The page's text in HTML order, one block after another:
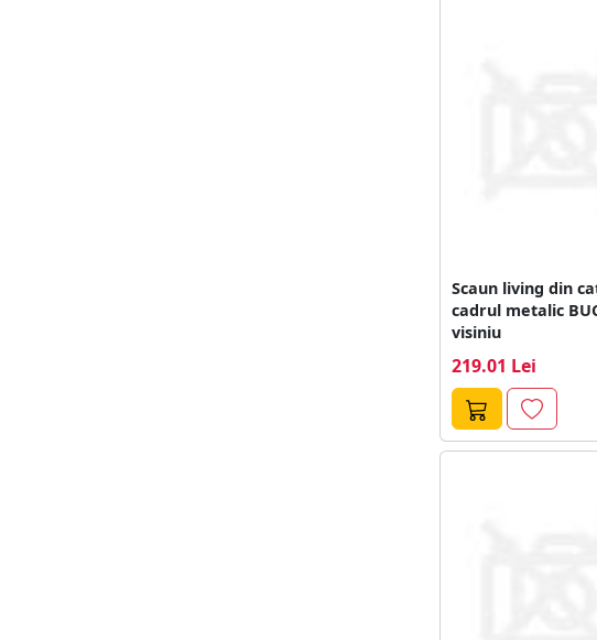
Scaun living din
cadrul metalic BUC 206
visiniu
219.01 Lei